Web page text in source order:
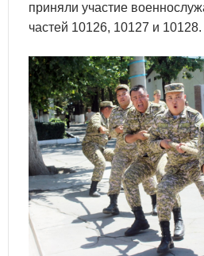
приняли участие
частей 10126, 10127 и 10128.